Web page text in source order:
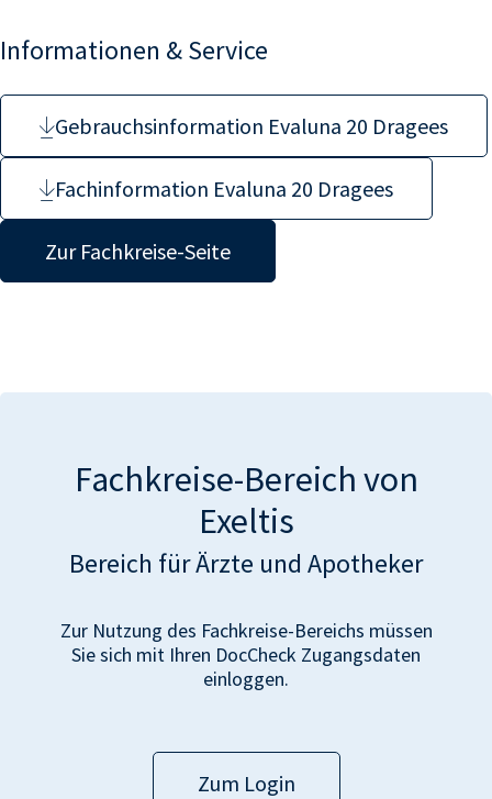
Informationen & Service
Gebrauchsinformation Evaluna 20 Dragees
Fachinformation Evaluna 20 Dragees
Zur Fachkreise-Seite
Fachkreise-Bereich von
Exeltis
Bereich für Ärzte und Apotheker
Zur Nutzung des Fachkreise-Bereichs müssen
Sie sich mit Ihren DocCheck Zugangsdaten
einloggen.
Zum Login